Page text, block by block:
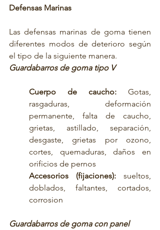
Defensas Marinas
Las defensas marinas de goma tienen
diferentes modos de deterioro según
el tipo de la siguiente manera.
Guardabarros de goma tipo V
Cuerpo de caucho: Gotas,
rasgaduras, deformación
permanente, falta de caucho,
grietas, astillado, separación,
desgaste, grietas por ozono,
cortes, quemaduras, daños en
orificios de pernos
Accesorios (fijaciones): sueltos,
doblados, faltantes, cortados,
corrosion
Guardabarros de goma con panel